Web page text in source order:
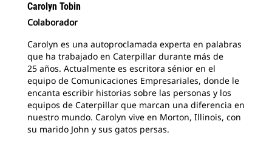
Carolyn Tobin
Colaborador
Carolyn es una autoproclamada experta en palabras
que ha trabajado en Caterpillar durante más de
25 años. Actualmente es escritora sénior en el
equipo de Comunicaciones Empresariales, donde le
encanta escribir historias sobre las personas y los
equipos de Caterpillar que marcan una diferencia en
nuestro mundo. Carolyn vive en Morton, Illinois, con
su marido John y sus gatos persas.